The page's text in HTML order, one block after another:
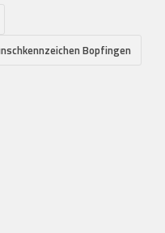
Bopfingen